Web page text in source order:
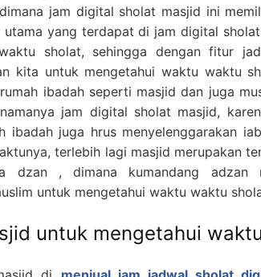
jam digital sholat masjid ini
yang terdapat di jam digital
sholat, sehingga dengan fitur
kita untuk mengetahui waktu waktu
ibadah seperti masjid dan juga
jam digital sholat masjid,
ibadah juga hrus menyelenggarakan
terlebih lagi masjid merupakan
dzan , dimana kumandang adzan
untuk mengetahui waktu waktu
untuk mengetahui